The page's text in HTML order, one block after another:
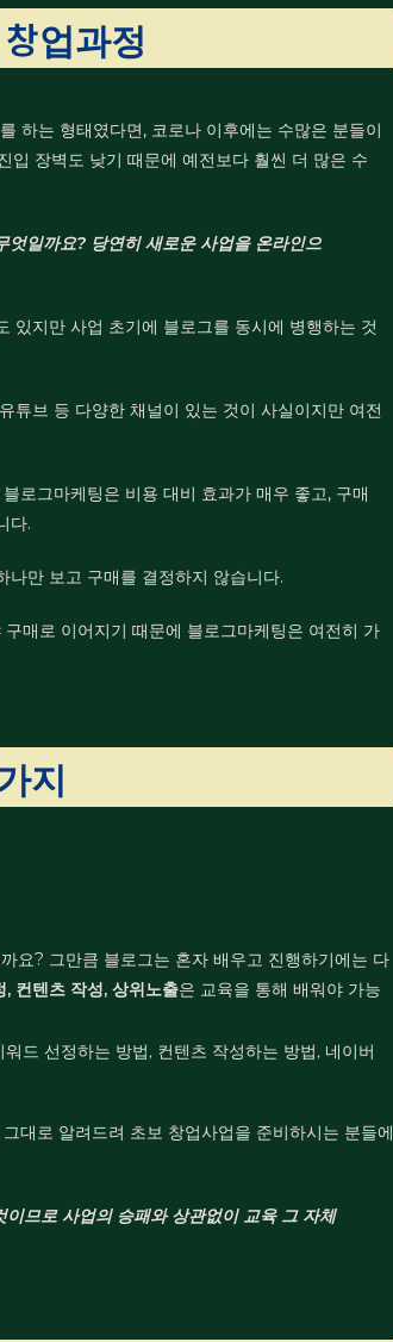
업과정
하는 형태였다면, 코로나 이후에는 수많은 분들이
입 장벽도 낮기 때문에 예전보다 훨씬 더 많은 수
엇일까요? 당연히 새로운 사업을 온라인으
있지만 사업 초기에 블로그를 동시에 병행하는 것
튜브 등 다양한 채널이 있는 것이 사실이지만 여전
로그마케팅은 비용 대비 효과가 매우 좋고, 구매
다.
만 보고 구매를 결정하지 않습니다.
매로 이어지기 때문에 블로그마케팅은 여전히 가
지
요? 그만큼 블로그는 혼자 배우고 진행하기에는 다
, 컨텐츠 작성, 상위노출은 교육을 통해 배워야 가능
드 선정하는 방법, 컨텐츠 작성하는 방법, 네이버
대로 알려드려 초보 창업사업을 준비하시는 분들에
이므로 사업의 승패와 상관없이 교육 그 자체